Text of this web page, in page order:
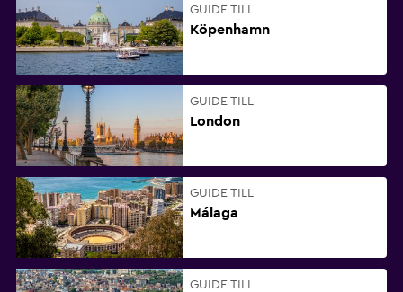
GUIDE TILL
Köpenhamn
GUIDE TILL
London
GUIDE TILL
Málaga
GUIDE TILL